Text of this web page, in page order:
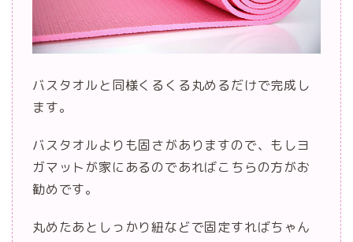
バスタオルと同様くるくる丸めるだけで完成し
ます。
バスタオルよりも固さがありますので、もしヨ
ガマットが家にあるのであればこちらの方がお
勧めです。
丸めたあとしっかり紐などで固定すればちゃん